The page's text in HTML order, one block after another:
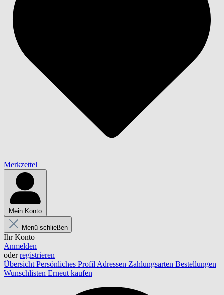
Merkzettel
Mein Konto
Menü schließen
Ihr Konto
Anmelden
oderregistrieren
Übersicht Persönliches Profil Adressen Zahlungsarten Bestellungen
Wunschlisten Erneut kaufen